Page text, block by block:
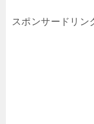
スポンサードリン